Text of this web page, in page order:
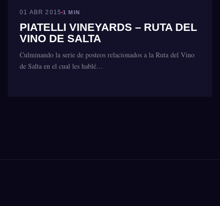
01 ABR 2015 1 MIN
PIATELLI VINEYARDS – RUTA DEL
VINO DE SALTA
Culminando la serie de posteos relacionados a la Ruta del Vino
de Salta en el cual les hablé…